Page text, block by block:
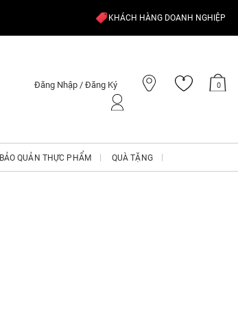
KHÁCH HÀNG DOANH NGHIỆP
Đăng Nhập / Đăng Ký 0
BẢO QUẢN THỰC PHẨM QUÀ TẶNG